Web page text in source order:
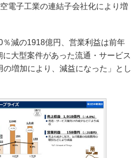
電子工業の連結子会社化により増
減の1918億円、営業利益は前年
大型案件があった流通・サービス
増加により、減益になった」とし